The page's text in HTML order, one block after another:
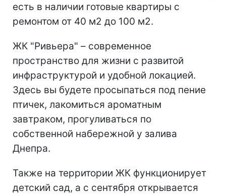
есть в наличии готовые квартиры с
ремонтом от 40 м2 до 100 м2.
ЖК "Ривьера" – современное
пространство для жизни с развитой
инфраструктурой и удобной локацией.
Здесь вы будете просыпаться под пение
птичек, лакомиться ароматным
завтраком, прогуливаться по
собственной набережной у залива
Днепра.
Также на территории ЖК функционирует
детский сад, а с сентября открывается